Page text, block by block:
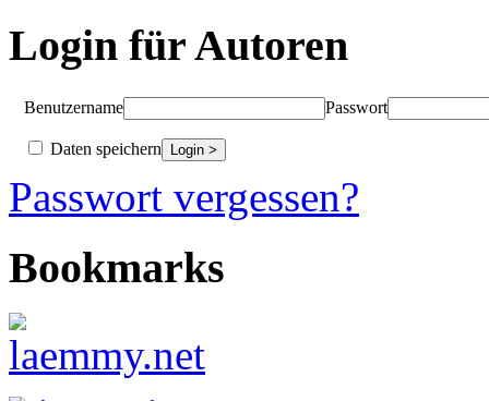
Login für Autoren
Benutzername Passwort
Daten speichern
Passwort vergessen?
Bookmarks